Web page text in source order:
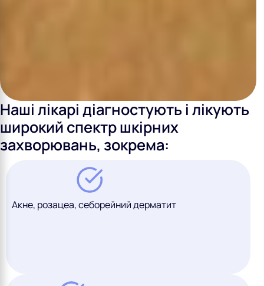
Наші лікарі діагностують і лікують
широкий спектр шкірних
захворювань, зокрема:
Акне, розацеа, себорейний дерматит